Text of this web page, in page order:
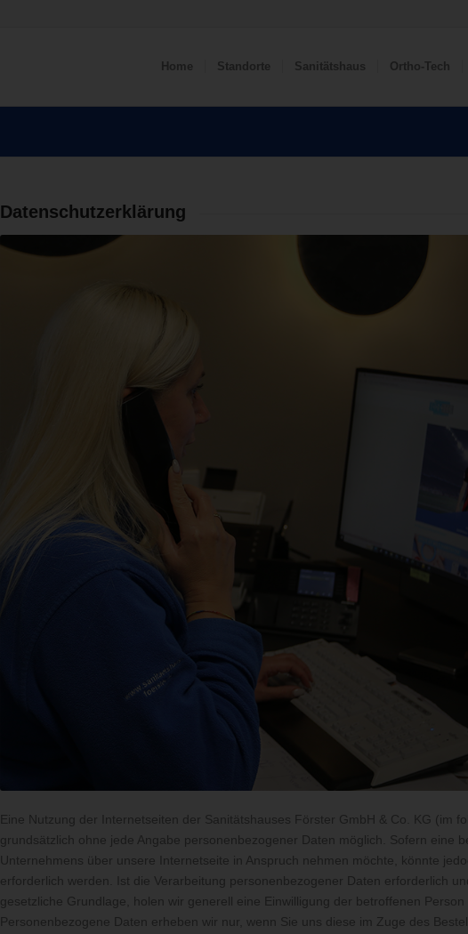
Home Standorte Sanitätshaus Ortho-Tech
Datenschutzerklärung
Eine Nutzung der Internetseiten der Sanitätshauses Förster GmbH & Co. KG (im
grundsätzlich ohne jede Angabe personenbezogener Daten möglich. Sofern eine
Unternehmens über unsere Internetseite in Anspruch nehmen möchte, könnte
erforderlich werden. Ist die Verarbeitung personenbezogener Daten erforderlich
gesetzliche Grundlage, holen wir generell eine Einwilligung der betroffenen Person
Personenbezogene Daten erheben wir nur, wenn Sie uns diese im Zuge des